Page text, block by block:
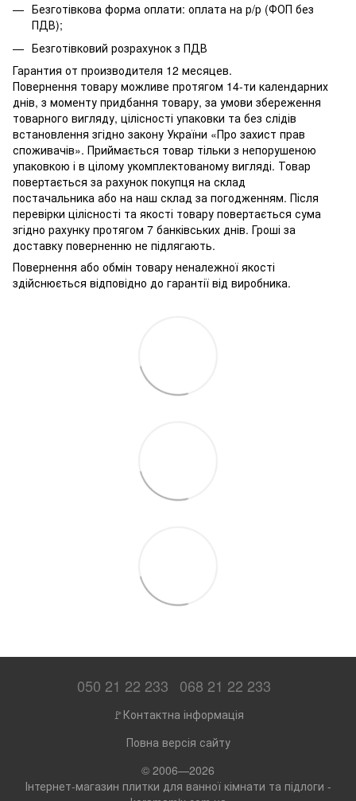
Безготівкова форма оплати: оплата на р/р (ФОП без
ПДВ);
Безготівковий розрахунок з ПДВ
Гарантия от производителя 12 месяцев.
Повернення товару можливе протягом 14-ти календарних
днів, з моменту придбання товару, за умови збереження
товарного вигляду, цілісності упаковки та без слідів
встановлення згідно закону України «Про захист прав
споживачів». Приймається товар тільки з непорушеною
упаковкою і в цілому укомплектованому вигляді. Товар
повертається за рахунок покупця на склад
постачальника або на наш склад за погодженням. Після
перевірки цілісності та якості товару повертається сума
згідно рахунку протягом 7 банківських днів. Гроші за
доставку поверненню не підлягають.
Повернення або обмін товару неналежної якості
здійснюється відповідно до гарантії від виробника.
050 21 22 233 068 21 22 233
🚩Контактна інформація
Повна версія сайту
© 2006—2026
Інтернет-магазин плитки для ванної кімнати та підлоги -